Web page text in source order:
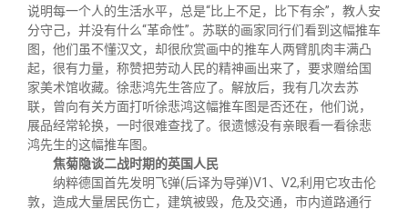
说明每一个人的生活水平，总是“比上不足，比下有余”，教人安
分守己，并没有什么“革命性”。苏联的画家同行们看到这幅推车
图，他们虽不懂汉文，却很欣赏画中的推车人两臂肌肉丰满凸
起，很有力量，称赞把劳动人民的精神画出来了，要求赠给国
家美术馆收藏。徐悲鸿先生答应了。解放后，我有几次去苏
联，曾向有关方面打听徐悲鸿这幅推车图是否还在，他们说，
展品经常轮换，一时很难查找了。很遗憾没有亲眼看一看徐悲
鸿先生的这幅推车图。
焦菊隐谈二战时期的英国人民
纳粹德国首先发明飞弹(后译为导弹)V1、V2,利用它攻击伦
敦，造成大量居民伤亡，建筑被毁，危及交通，市内道路通行